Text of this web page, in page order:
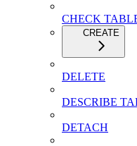
CHECK
CREATE
DELETE
DESCRIBE
DETACH